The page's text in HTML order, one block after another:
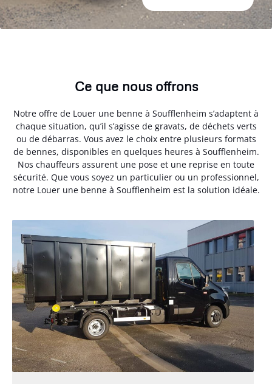
Ce que nous offrons
Notre offre de Louer une benne à Soufflenheim s’adaptent à
chaque situation, qu’il s’agisse de gravats, de déchets verts
ou de débarras. Vous avez le choix entre plusieurs formats
de bennes, disponibles en quelques heures à Soufflenheim.
Nos chauffeurs assurent une pose et une reprise en toute
sécurité. Que vous soyez un particulier ou un professionnel,
notre Louer une benne à Soufflenheim est la solution idéale.